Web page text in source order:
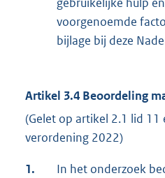
voorgenoemde
bijlage bij deze
Artikel 3.4 Beoordeling
(Gelet op artikel 2.1 lid
verordening 2022)
1.
In het onderzoek